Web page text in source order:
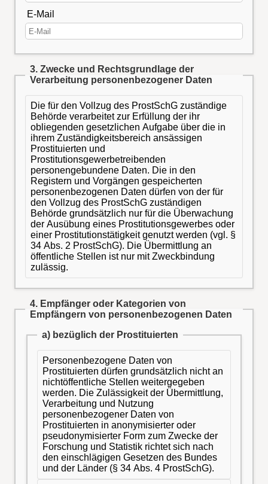
E-Mail
3. Zwecke und Rechtsgrundlage der
Verarbeitung personenbezogener Daten
Die für den Vollzug des ProstSchG zuständige
Behörde verarbeitet zur Erfüllung der ihr
obliegenden gesetzlichen Aufgabe über die in
ihrem Zuständigkeitsbereich ansässigen
Prostituierten und
Prostitutionsgewerbetreibenden
personengebundene Daten. Die in den
Registern und Vorgängen gespeicherten
personenbezogenen Daten dürfen von der für
den Vollzug des ProstSchG zuständigen
Behörde grundsätzlich nur für die Überwachung
der Ausübung eines Prostitutionsgewerbes oder
einer Prostitutionstätigkeit genutzt werden (vgl. §
34 Abs. 2 ProstSchG). Die Übermittlung an
öffentliche Stellen ist nur mit Zweckbindung
zulässig.
4. Empfänger oder Kategorien von
Empfängern von personenbezogenen Daten
a) bezüglich der Prostituierten
Personenbezogene Daten von
Prostituierten dürfen grundsätzlich nicht an
nichtöffentliche Stellen weitergegeben
werden. Die Zulässigkeit der Übermittlung,
Verarbeitung und Nutzung
personenbezogener Daten von
Prostituierten in anonymisierter oder
pseudonymisierter Form zum Zwecke der
Forschung und Statistik richtet sich nach
den einschlägigen Gesetzen des Bundes
und der Länder (§ 34 Abs. 4 ProstSchG).